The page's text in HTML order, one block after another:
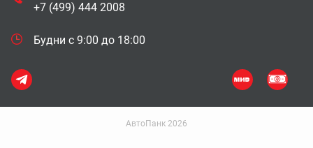
+7 (499) 444 2008
Будни с 9:00 до 18:00
АвтоПанк 2026